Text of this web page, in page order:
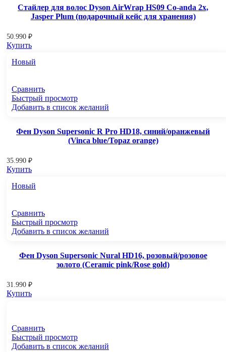
Стайлер для волос Dyson AirWrap HS09 Co-anda 2x,
Jasper Plum (подарочный кейс для хранения)
50.990 ₽
Купить
Новый
Сравнить
Быстрый просмотр
Добавить в список желаний
Фен Dyson Supersonic R Pro HD18, синий/оранжевый
(Vinca blue/Topaz orange)
35.990 ₽
Купить
Новый
Сравнить
Быстрый просмотр
Добавить в список желаний
Фен Dyson Supersonic Nural HD16, розовый/розовое
золото (Ceramic pink/Rose gold)
31.990 ₽
Купить
Сравнить
Быстрый просмотр
Добавить в список желаний